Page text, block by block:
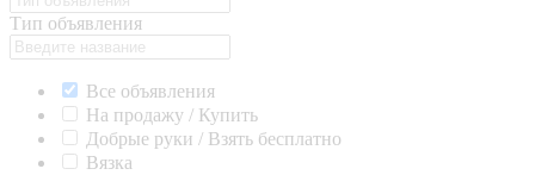
Тип объявления
Все объявления
На продажу / Купить
Добрые руки / Взять бесплатно
Вязка